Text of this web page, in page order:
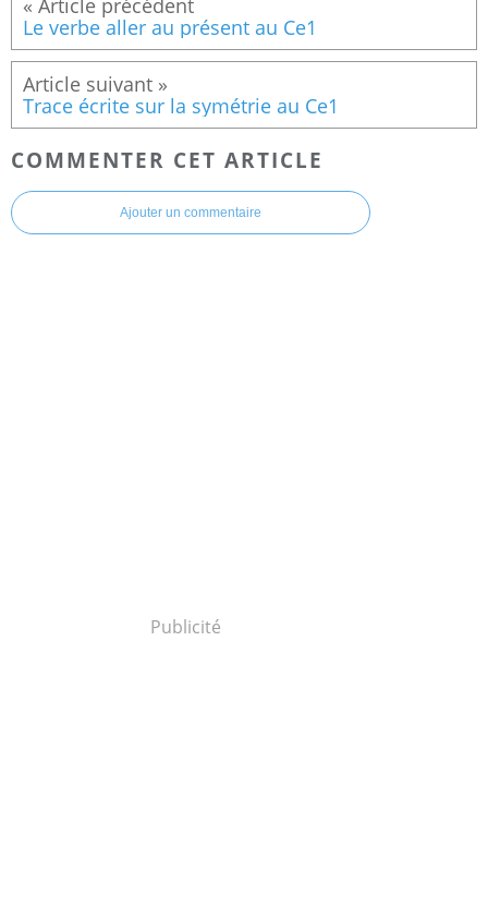
Le verbe aller au présent au Ce1
Trace écrite sur la symétrie au Ce1
COMMENTER CET ARTICLE
Ajouter un commentaire
Publicité